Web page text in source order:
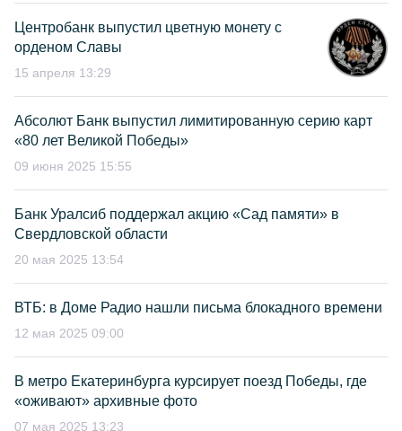
Центробанк выпустил цветную монету с
орденом Славы
15 апреля 13:29
Абсолют Банк выпустил лимитированную серию карт
«80 лет Великой Победы»
09 июня 2025 15:55
Банк Уралсиб поддержал акцию «Сад памяти» в
Свердловской области
20 мая 2025 13:54
ВТБ: в Доме Радио нашли письма блокадного времени
12 мая 2025 09:00
В метро Екатеринбурга курсирует поезд Победы, где
«оживают» архивные фото
07 мая 2025 13:23